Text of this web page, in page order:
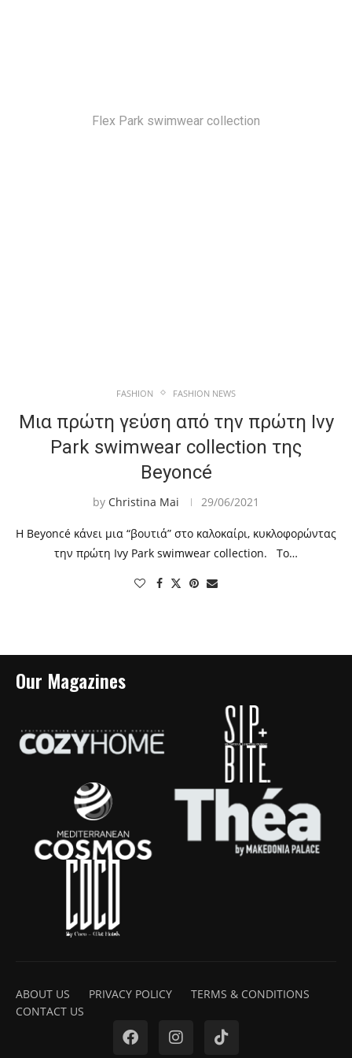
Flex Park swimwear collection
FASHION FASHION NEWS
Μια πρώτη γεύση από την πρώτη Ivy
Park swimwear collection της
Beyoncé
by Christina Mai 29/06/2021
Η Beyoncé κάνει μια “βουτιά” στο καλοκαίρι, κυκλοφορώντας
την πρώτη Ivy Park swimwear collection. Το…
Our Magazines
ABOUT US PRIVACY POLICY
TERMS & CONDITIONS
CONTACT US